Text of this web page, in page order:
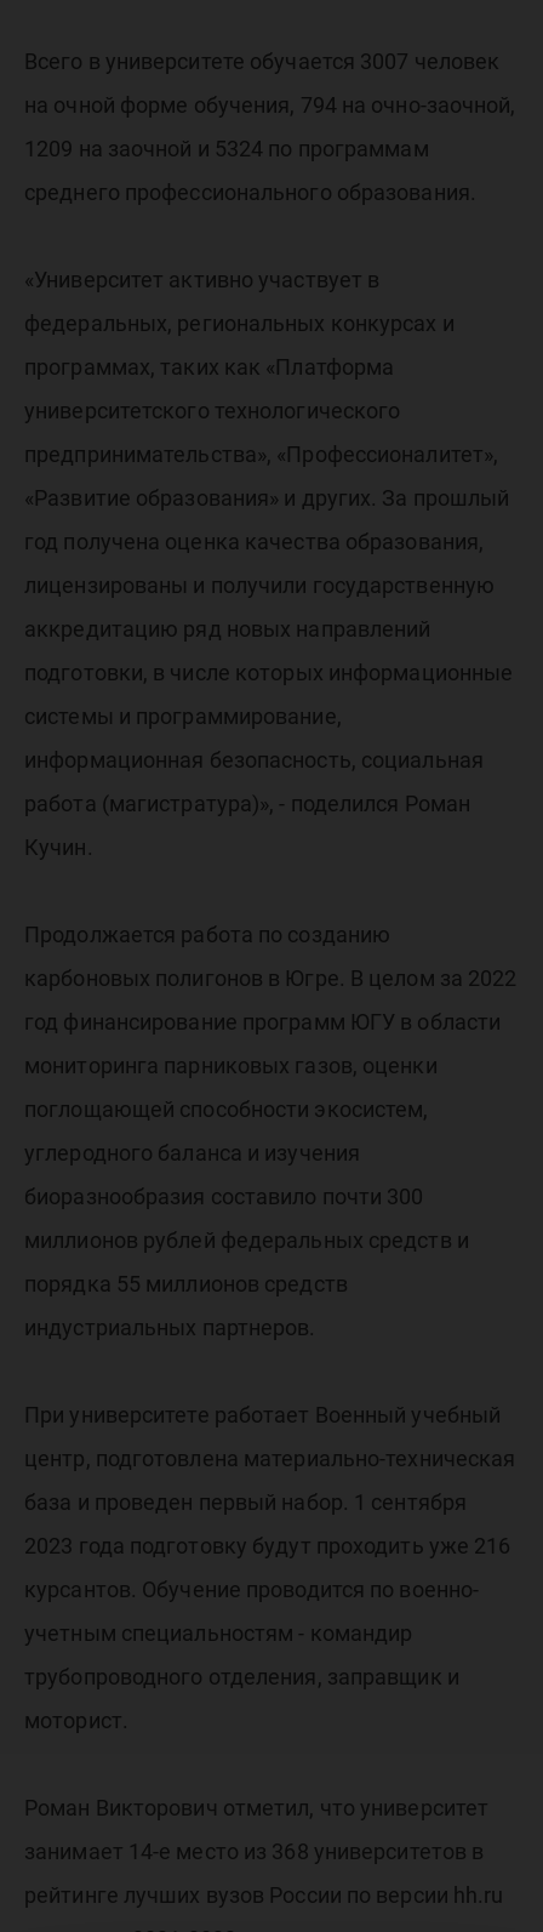
Всего в университете обучается 3007 человек
на очной форме обучения, 794 на очно-заочной,
1209 на заочной и 5324 по программам
среднего профессионального образования.
«Университет активно участвует в
федеральных, региональных конкурсах и
программах, таких как «Платформа
университетского технологического
предпринимательства», «Профессионалитет»,
«Развитие образования» и других. За прошлый
год получена оценка качества образования,
лицензированы и получили государственную
аккредитацию ряд новых направлений
подготовки, в числе которых информационные
системы и программирование,
информационная безопасность, социальная
работа (магистратура)», - поделился Роман
Кучин.
Продолжается работа по созданию
карбоновых полигонов в Югре. В целом за 2022
год финансирование программ ЮГУ в области
мониторинга парниковых газов, оценки
поглощающей способности экосистем,
углеродного баланса и изучения
биоразнообразия составило почти 300
миллионов рублей федеральных средств и
порядка 55 миллионов средств
индустриальных партнеров.
При университете работает Военный учебный
центр, подготовлена материально-техническая
база и проведен первый набор. 1 сентября
2023 года подготовку будут проходить уже 216
курсантов. Обучение проводится по военно-
учетным специальностям - командир
трубопроводного отделения, заправщик и
моторист.
Роман Викторович отметил, что университет
занимает 14-е место из 368 университетов в
рейтинге лучших вузов России по версии hh.ru